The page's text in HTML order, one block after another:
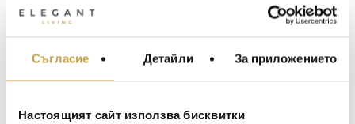
Съгласие Детайли За приложението
Настоящият сайт използва бисквитки
която изглежда сякаш излиза от есе по
романтичен, но непредсказуем подарък.
Това не е мечта, а разцъфнала любов. Това
не е пролетта, това е разцъфнала любов.
МЕБЕЛИ ЗА ДОМА И